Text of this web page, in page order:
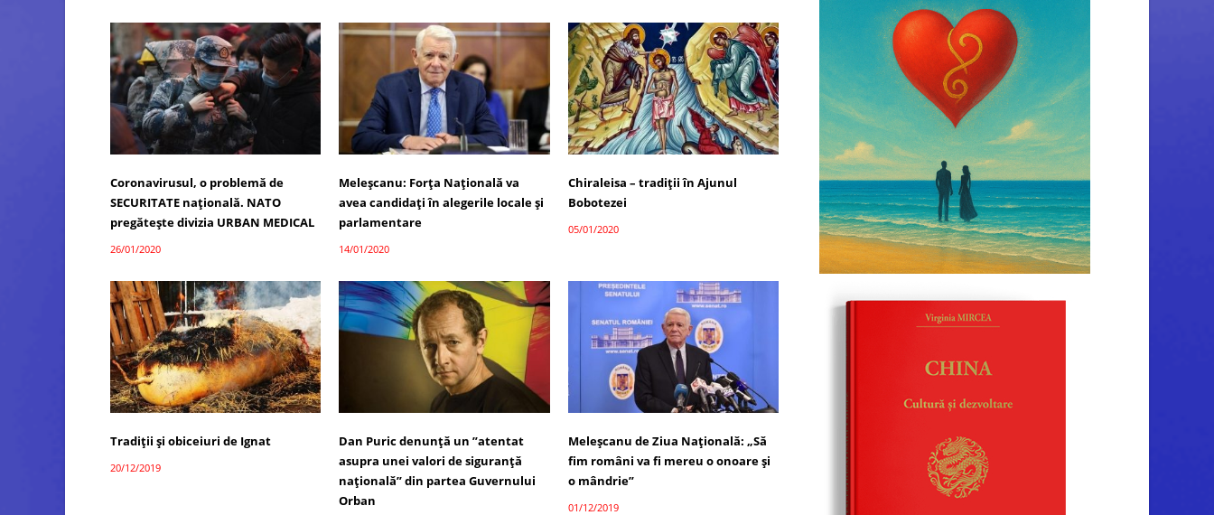
Coronavirusul, o problemă de
SECURITATE națională. NATO
pregătește divizia URBAN MEDICAL
26/01/2020
Meleșcanu: Forța Națională va
avea candidați în alegerile locale și
parlamentare
14/01/2020
Chiraleisa – tradiții în Ajunul
Bobotezei
05/01/2020
Tradiții și obiceiuri de Ignat
20/12/2019
Dan Puric denunţă un ”atentat
asupra unei valori de siguranţă
naţională” din partea Guvernului
Orban
Meleşcanu de Ziua Naţională: „Să
fim români va fi mereu o onoare şi
o mândrie”
01/12/2019